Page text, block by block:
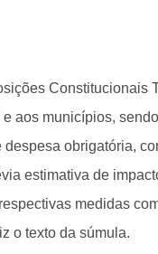
Constitucionais
aos municípios,
despesa obrigatória,
estimativa de
medidas
o texto da súmula.